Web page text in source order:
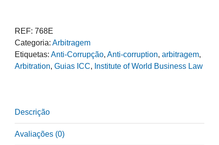
of
Corruption
in
Commercial
-
Institute
Dossier
REF: 768E
Categoria: Arbitragem
Etiquetas: Anti-Corrupção, Anti-corruption, arbitragem,
Arbitration, Guias ICC, Institute of World Business Law
Descrição
Avaliações (0)